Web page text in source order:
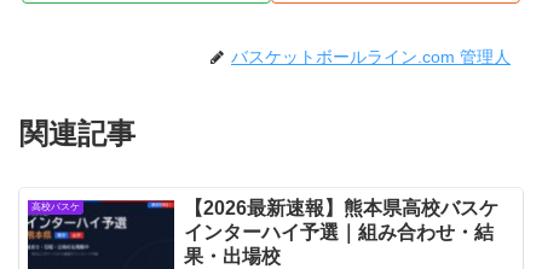
バスケットボールライン.com 管理人
関連記事
高校バスケ
【2026最新速報】熊本県高校バスケ
インターハイ予選｜組み合わせ・結
果・出場校